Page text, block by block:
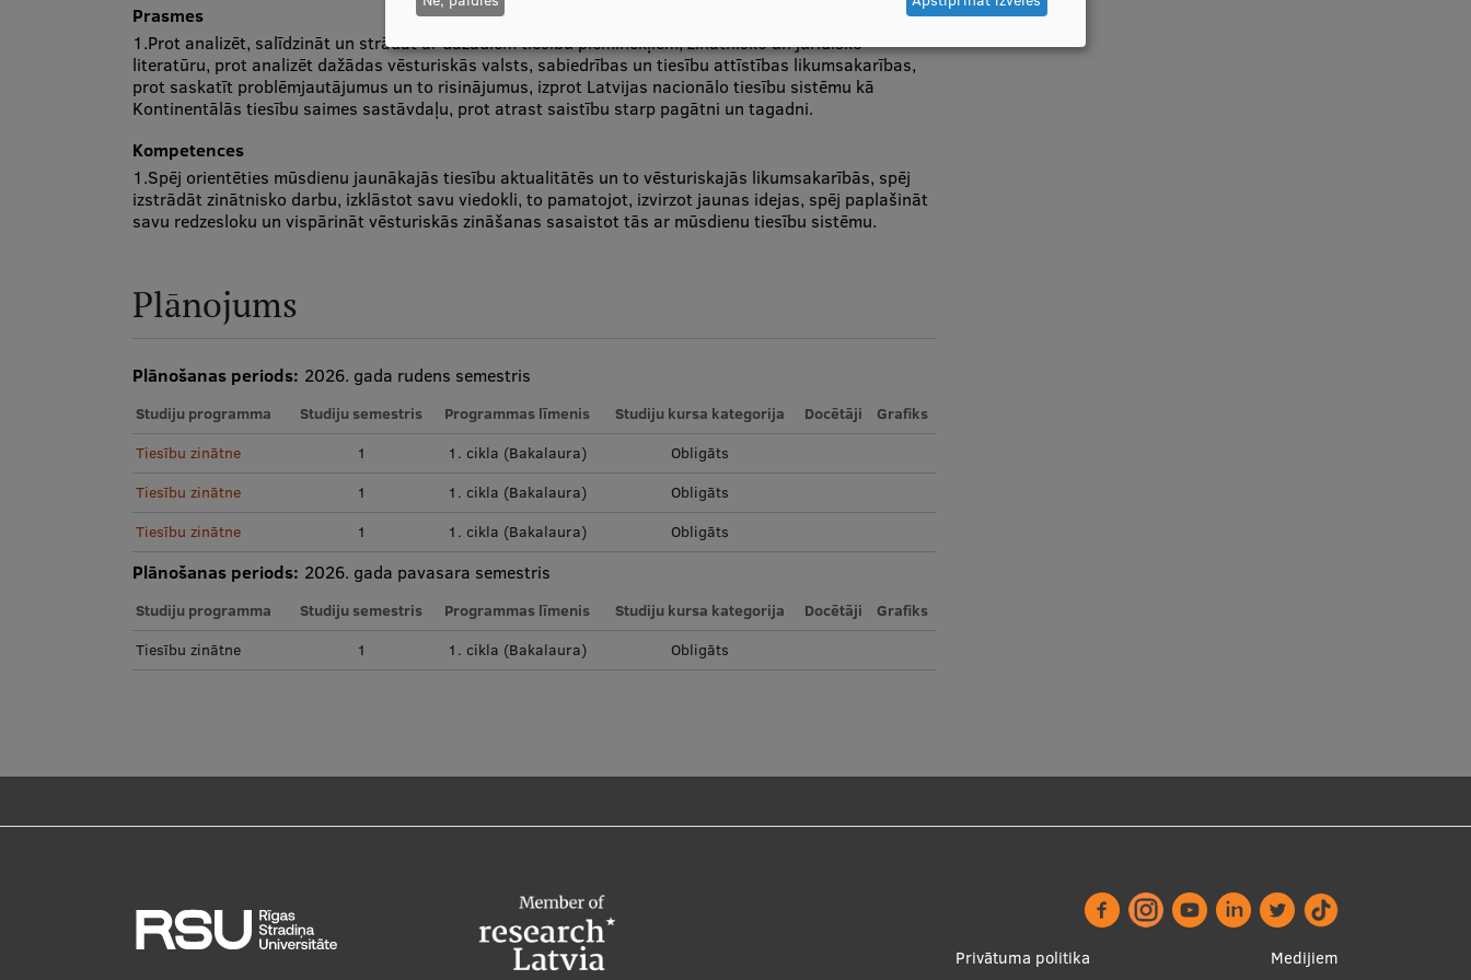
Prasmes
1.Prot analizēt, salīdzināt un strādāt ar dažādiem tiesību pieminekļiem, zinātnisko un juridisko
literatūru, prot analizēt dažādas vēsturiskās valsts, sabiedrības un tiesību attīstības likumsakarības,
prot saskatīt problēmjautājumus un to risinājumus, izprot Latvijas nacionālo tiesību sistēmu kā
Kontinentālās tiesību saimes sastāvdaļu, prot atrast saistību starp pagātni un tagadni.
Kompetences
1.Spēj orientēties mūsdienu jaunākajās tiesību aktualitātēs un to vēsturiskajās likumsakarībās, spēj
izstrādāt zinātnisko darbu, izklāstot savu viedokli, to pamatojot, izvirzot jaunas idejas, spēj paplašināt
savu redzesloku un vispārināt vēsturiskās zināšanas sasaistot tās ar mūsdienu tiesību sistēmu.
Plānojums
Plānošanas periods: 2026. gada rudens semestris
Studiju programma Studiju semestris Programmas līmenis Studiju kursa kategorija Docētāji
Grafiks
Tiesību zinātne
1 1. cikla (Bakalaura)
Obligāts
Tiesību zinātne
1 1. cikla (Bakalaura)
Obligāts
Tiesību zinātne
1 1. cikla (Bakalaura) Obligāts
Plānošanas periods: 2026. gada pavasara semestris
Studiju programma Studiju semestris Programmas līmenis Studiju kursa kategorija Docētāji
Grafiks
Tiesību zinātne
1 1. cikla (Bakalaura) Obligāts
Footer
Privātuma politika Apakšējā
Medijiem